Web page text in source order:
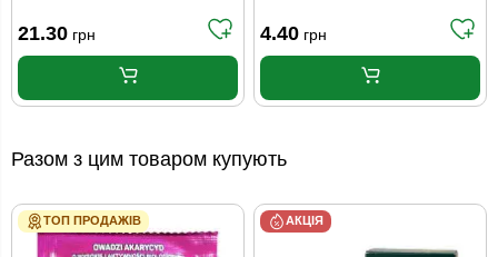
21.30 грн 4.40 грн
Разом з цим товаром купують
ТОП ПРОДАЖІВ АКЦІЯ